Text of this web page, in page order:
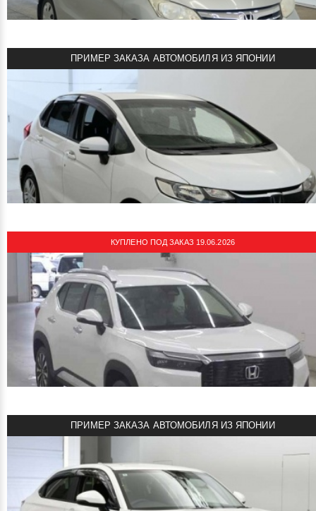
Объем двигателя: 1.5 л
Пробег: 74000 км
Комплектация: LX
смотреть подробнее
Цена: 890000 руб
HONDA FREED 2012
Автомобиль под заказ из Японии!
ARAI Bayside 4 BB
Объем двигателя: 1.5 л
Пробег: 134000 км
Комплектация: G Just Selection
смотреть подробнее
ПРИМЕР ЗАКАЗА АВТОМОБИЛЯ ИЗ ЯПОНИИ
Цена: 1020000 руб
HONDA FIT 2019
Автомобиль под заказ из Японии!
CAA Chubu с оценкой 4 CC
Объем двигателя: 1.3 л
Пробег: 100000 км
Комплектация: 13G F
смотреть подробнее
КУПЛЕНО ПОД ЗАКАЗ 19.06.2026
Цена: 2721000 ¥
ПРИМЕР ЗАКАЗА АВТОМОБИЛЯ ИЗ ЯПОНИИ